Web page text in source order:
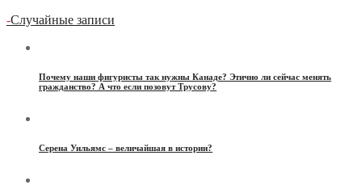
-Случайные записи
Почему наши фигуристы так нужны Канаде? Этично ли сейчас менять
гражданство? А что если позовут Трусову?
Серена Уильямс – величайшая в истории?